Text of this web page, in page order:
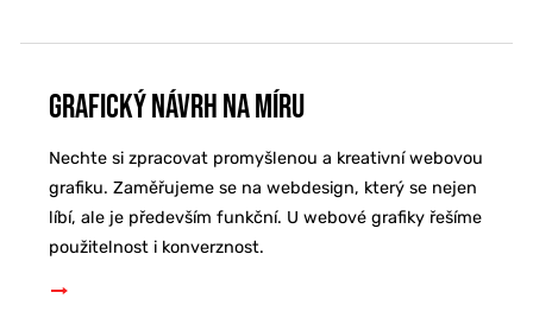
Grafický návrh na míru
Nechte si zpracovat promyšlenou a kreativní webovou
grafiku. Zaměřujeme se na webdesign, který se nejen
líbí, ale je především funkční. U webové grafiky řešíme
použitelnost i konverznost.